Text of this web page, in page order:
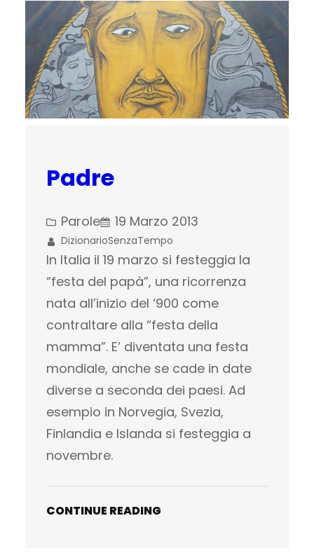
Padre
Parole 19 Marzo 2013
DizionarioSenzaTempo
In Italia il 19 marzo si festeggia la
“festa del papà”, una ricorrenza
nata all’inizio del ‘900 come
contraltare alla “festa della
mamma”. E’ diventata una festa
mondiale, anche se cade in date
diverse a seconda dei paesi. Ad
esempio in Norvegia, Svezia,
Finlandia e Islanda si festeggia a
novembre.
CONTINUE READING